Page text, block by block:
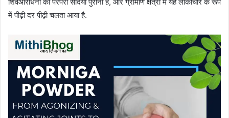
में पीढ़ी दर पीढ़ी चलता आया है.